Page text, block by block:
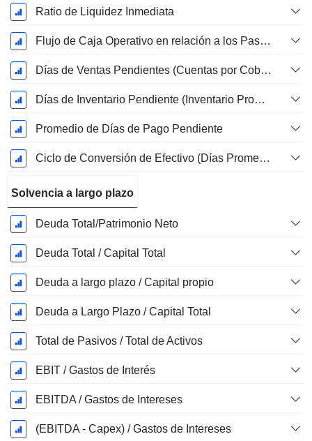
Ratio de Liquidez Inmediata
Flujo de Caja Operativo en relación a los Pasivos Corrientes
Días de Ventas Pendientes (Cuentas por Cobrar Promedio)
Días de Inventario Pendiente (Inventario Promedio)
Promedio de Días de Pago Pendiente
Ciclo de Conversión de Efectivo (Días Promedio)
Solvencia a largo plazo
Deuda Total/Patrimonio Neto
Deuda Total / Capital Total
Deuda a largo plazo / Capital propio
Deuda a Largo Plazo / Capital Total
Total de Pasivos / Total de Activos
EBIT / Gastos de Interés
EBITDA / Gastos de Intereses
(EBITDA - Capex) / Gastos de Intereses